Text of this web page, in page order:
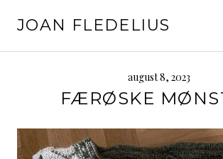
JOAN FLEDELIUS
august 8, 2023
FÆRØSKE